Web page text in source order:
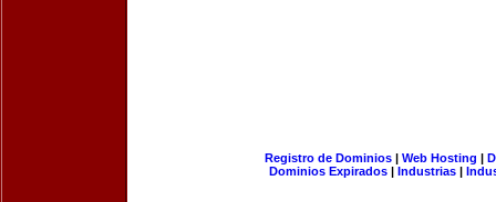
Registro de Dominios| Web Hosting |
Dominios Expirados | Industrias |